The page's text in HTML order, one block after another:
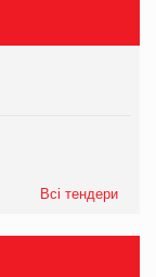
Всі тендери